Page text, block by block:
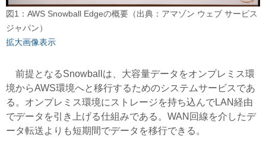
図1：AWS Snowball Edgeの概要（出典：アマゾン ウェブ サービス
ジャパン）
拡大画像表示
前提となるSnowballは、大容量データをオンプレミス環
境からAWS環境へと移行するためのシステムサービスであ
る。オンプレミス環境にストレージを持ち込んでLAN経由
でデータを引き上げる仕組みである。WAN回線を介したデ
ータ転送よりも短期間でデータを移行できる。